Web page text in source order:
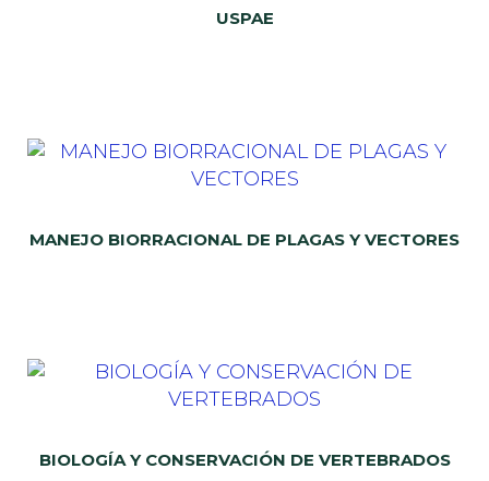
USPAE
MANEJO BIORRACIONAL DE PLAGAS Y VECTORES
BIOLOGÍA Y CONSERVACIÓN DE VERTEBRADOS